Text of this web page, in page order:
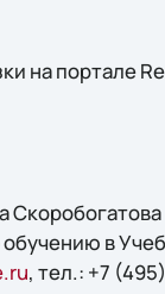
на портале
в
, тел.: +7